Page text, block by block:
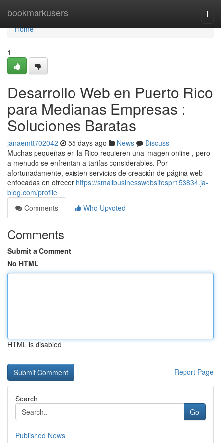
bookmarkusers
Home
Home
1
Desarrollo Web en Puerto Rico
para Medianas Empresas :
Soluciones Baratas
janaemtt702042 55 days ago News
Discuss
Muchas pequeñas en la Rico requieren una imagen online , pero
a menudo se enfrentan a tarifas considerables. Por
afortunadamente, existen servicios de creación de página web
enfocadas en ofrecer https://smallbusinesswebsitespr153834.ja-
blog.com/profile
Comments
Who Upvoted
Comments
Submit a Comment
No HTML
HTML is disabled
Report Page
Search
Go
Published News